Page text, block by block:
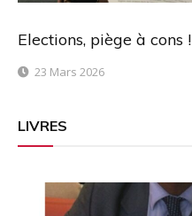
Elections, piège à cons !
23 Mars 2026
LIVRES